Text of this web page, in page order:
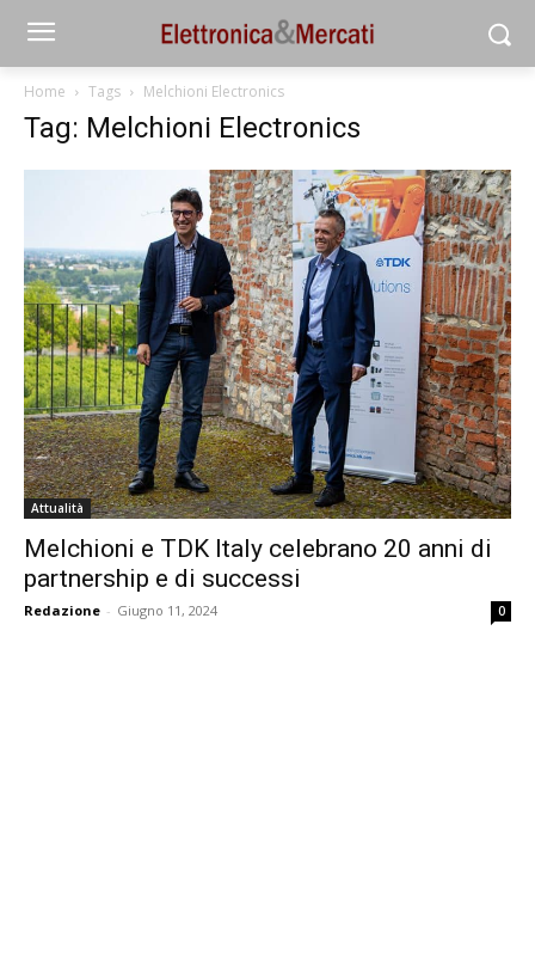
Home Tags Melchioni Electronics
Tag: Melchioni Electronics
Attualità
Melchioni e TDK Italy celebrano 20 anni di
partnership e di successi
Redazione - Giugno 11, 2024 0